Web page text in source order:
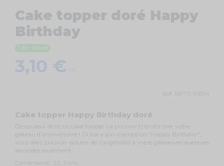
Cake topper doré Happy
Birthday
En stock
3,10 €
Ref. KPT11-019M
Cake topper Happy Birthday doré
De couleur doré, ce cake topper va pouvoir transformer votre
gâteau d'anniversaire ! Grâce à son inscription "Happy Birthday",
vous allez pouvoir ajouter de l'originalité à votre gâteau en quelques
secondes seulement.
Dimensions : 22, 5 cm.